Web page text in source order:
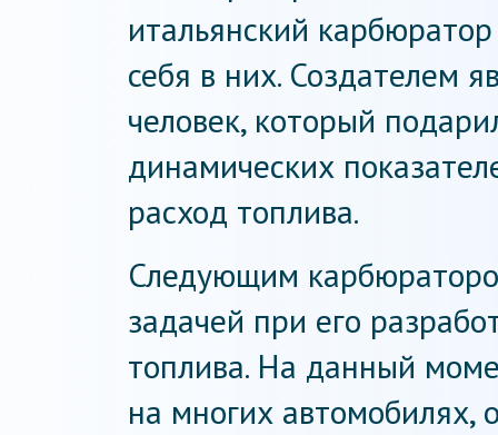
итальянский
себя в них. Создателем
человек, который
динамических
расход топлива.
Следующим
задачей при его
топлива. На данный
на многих автомобилях,